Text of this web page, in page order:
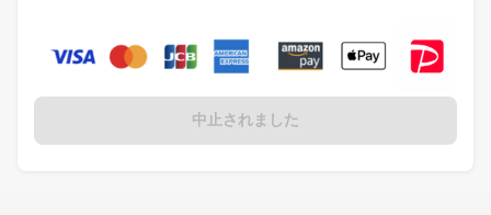
中止されました